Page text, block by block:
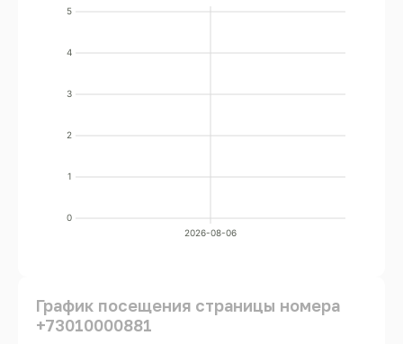
0
1
2
3
4
5
2026-08-06
График посещения страницы номера
+73010000881